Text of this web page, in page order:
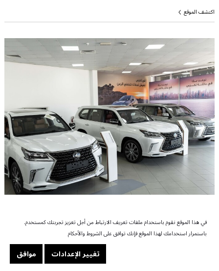
اكتشف الموقع
في هذا الموقع نقوم باستخدام ملفات تعريف الارتباط من أجل تعزيز تجربتك كمستخدم.
باستمرار استخدامك لهذا الموقع فإنك توافق على الشروط والأحكام
تغيير الإعدادات موافق